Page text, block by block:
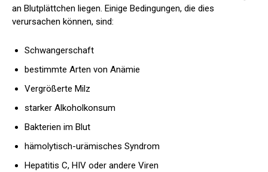
an Blutplättchen liegen. Einige Bedingungen, die dies
verursachen können, sind:
Schwangerschaft
bestimmte Arten von Anämie
Vergrößerte Milz
starker Alkoholkonsum
Bakterien im Blut
hämolytisch-urämisches Syndrom
Hepatitis C, HIV oder andere Viren